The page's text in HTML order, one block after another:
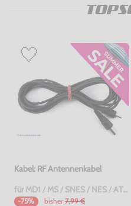
Kabel: RF Antennenkabel
für MD1 / MS / SNES / NES / ATARI 2600 7800 / Jaguar / C64 / Sinclair, gebraucht
-75% bisher 7,99 €